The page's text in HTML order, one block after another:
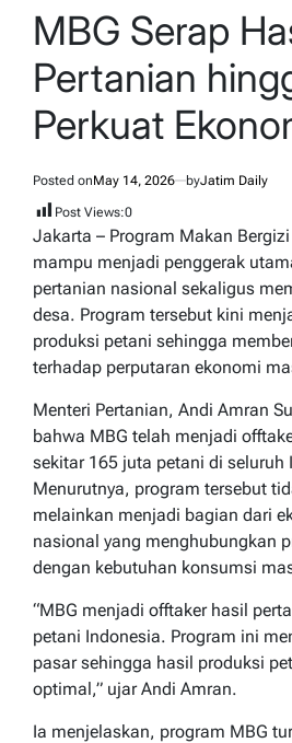
MBG Serap
Pertanian
Perkuat
Posted onMay 14, 2026 byJatim Daily
Post Views:0
Jakarta – Program Makan
mampu menjadi penggerak
pertanian nasional sekaligus
desa. Program tersebut kini
produksi petani sehingga
terhadap perputaran ekonomi
Menteri Pertanian, Andi Amran
bahwa MBG telah menjadi
sekitar 165 juta petani di seluruh
Menurutnya, program tersebut
melainkan menjadi bagian dari
nasional yang menghubungkan
dengan kebutuhan konsumsi
“MBG menjadi offtaker hasil
petani Indonesia. Program ini
pasar sehingga hasil produksi
optimal,” ujar Andi Amran.
Ia menjelaskan, program MBG